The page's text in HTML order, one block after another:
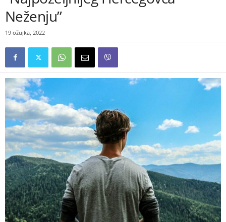
Neženju”
19 ožujka, 2022